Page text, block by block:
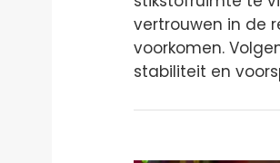
vertrouwen in de
voorkomen.
stabiliteit en